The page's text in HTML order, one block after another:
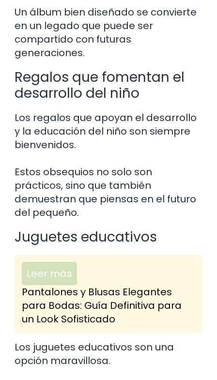
Un álbum bien diseñado se convierte
en un legado que puede ser
compartido con futuras
generaciones.
Regalos que fomentan el
desarrollo del niño
Los regalos que apoyan el desarrollo
y la educación del niño son siempre
bienvenidos.
Estos obsequios no solo son
prácticos, sino que también
demuestran que piensas en el futuro
del pequeño.
Juguetes educativos
Leer más
Pantalones y Blusas Elegantes
para Bodas: Guía Definitiva para
un Look Sofisticado
Los juguetes educativos son una
opción maravillosa.